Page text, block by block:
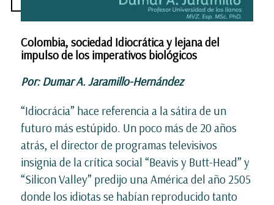
Colombia, sociedad Idiocrática y lejana del
impulso de los imperativos biológicos
Por: Dumar A. Jaramillo-Hernández
“Idiocrácia” hace referencia a la sátira de un
futuro más estúpido. Un poco más de 20 años
atrás, el director de programas televisivos
insignia de la crítica social “Beavis y Butt-Head” y
“Silicon Valley” predijo una América del año 2505
donde los idiotas se habían reproducido tanto